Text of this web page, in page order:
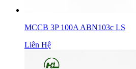
MCCB 3P 100A ABN103c LS
Liên Hệ